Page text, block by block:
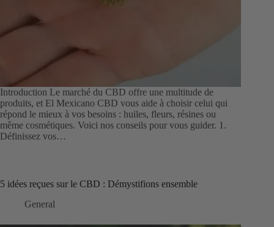
Introduction Le marché du CBD offre une multitude de
produits, et El Mexicano CBD vous aide à choisir celui qui
répond le mieux à vos besoins : huiles, fleurs, résines ou
même cosmétiques. Voici nos conseils pour vous guider. 1.
Définissez vos…
5 idées reçues sur le CBD : Démystifions ensemble
General